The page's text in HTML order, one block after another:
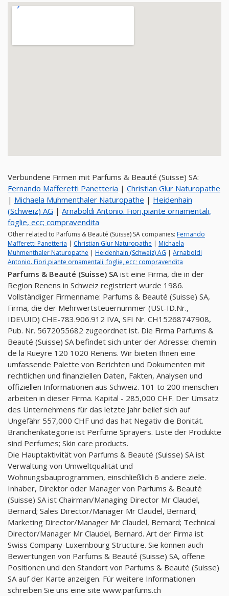
Verbundene Firmen mit Parfums & Beauté (Suisse) SA:
Fernando Mafferetti Panetteria | Christian Glur Naturopathe
| Michaela Muhmenthaler Naturopathe | Heidenhain
(Schweiz) AG | Arnaboldi Antonio. Fiori,piante ornamentali,
foglie, ecc; compravendita
Other related to Parfums & Beauté (Suisse) SA companies: Fernando
Mafferetti Panetteria | Christian Glur Naturopathe | Michaela
Muhmenthaler Naturopathe | Heidenhain (Schweiz) AG | Arnaboldi
Antonio. Fiori,piante ornamentali, foglie, ecc; compravendita
Parfums & Beauté (Suisse) SA ist eine Firma, die in der
Region Renens in Schweiz registriert wurde 1986.
Vollständiger Firmenname: Parfums & Beauté (Suisse) SA,
Firma, die der Mehrwertsteuernummer (USt-ID.Nr.,
IDE\UID) CHE-783.906.912 IVA, SFI Nr. CH15268747908,
Pub. Nr. 5672055682 zugeordnet ist. Die Firma Parfums &
Beauté (Suisse) SA befindet sich unter der Adresse: chemin
de la Rueyre 120 1020 Renens. Wir bieten Ihnen eine
umfassende Palette von Berichten und Dokumenten mit
rechtlichen und finanziellen Daten, Fakten, Analysen und
offiziellen Informationen aus Schweiz. 101 to 200 menschen
arbeiten in dieser Firma. Kapital - 285,000 CHF. Der Umsatz
des Unternehmens für das letzte Jahr belief sich auf
Ungefähr 557,000 CHF und das hat Negativ die Bonität.
Branchenkategorie ist Perfume Sprayers. Liste der Produkte
sind Perfumes; Skin care products.
Die Hauptaktivität von Parfums & Beauté (Suisse) SA ist
Verwaltung von Umweltqualität und
Wohnungsbauprogrammen, einschließlich 6 andere ziele.
Inhaber, Direktor oder Manager von Parfums & Beauté
(Suisse) SA ist Chairman/Managing Director Mr Claudel,
Bernard; Sales Director/Manager Mr Claudel, Bernard;
Marketing Director/Manager Mr Claudel, Bernard; Technical
Director/Manager Mr Claudel, Bernard. Art der Firma ist
Swiss Company-Luxembourg Structure. Sie können auch
Bewertungen von Parfums & Beauté (Suisse) SA, offene
Positionen und den Standort von Parfums & Beauté (Suisse)
SA auf der Karte anzeigen. Für weitere Informationen
schreiben Sie uns eine site www.parfums.ch